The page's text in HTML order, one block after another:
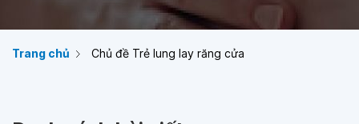
Trang chủ Chủ đề Trẻ lung lay răng cửa